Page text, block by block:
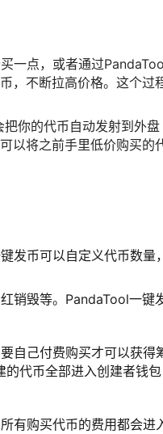
一点，或者通过
，不断拉高价格。这个过
把你的代币自动发射到外盘
以将之前手里低价购买的
发币可以自定义代币数量
销毁等。PandaTool一键
自己付费购买才可以获得
的代币全部进入创建者钱包
有购买代币的费用都会进